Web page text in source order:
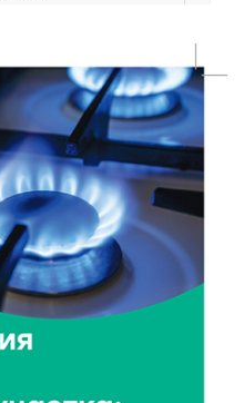
детском саду № 6
день приёма в
категорий